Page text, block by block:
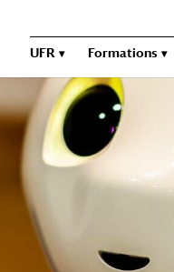
UFR Formations